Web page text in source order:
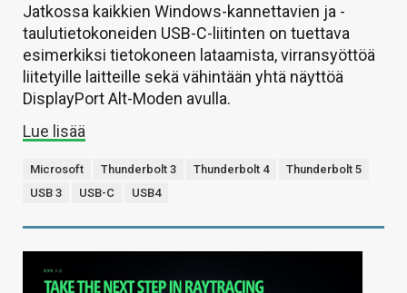
Jatkossa kaikkien Windows-kannettavien ja -
taulutietokoneiden USB-C-liitinten on tuettava
esimerkiksi tietokoneen lataamista, virransyöttöä
liitetyille laitteille sekä vähintään yhtä näyttöä
DisplayPort Alt-Moden avulla.
Lue lisää
Microsoft Thunderbolt 3 Thunderbolt 4
Thunderbolt 5
USB 3
USB-C USB4